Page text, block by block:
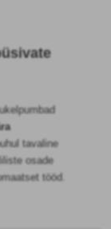
tavaline
osade
tööd.